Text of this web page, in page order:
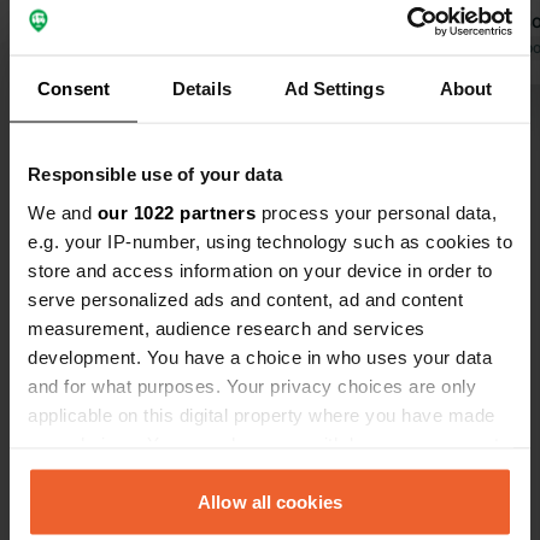
Consent Details Ad Settings About
Responsible use of your data
We and our 1022 partners process your personal data,
e.g. your IP-number, using technology such as cookies to
store and access information on your device in order to
serve personalized ads and content, ad and content
measurement, audience research and services
development. You have a choice in who uses your data
and for what purposes. Your privacy choices are only
applicable on this digital property where you have made
any time from the Cookie Declaration or by clicking on
the Privacy trigger icon.Allow all cookies
marché, mais le prix comprend
commander des viennoiseries. La
Gênes est accessible en une
vingtaine de minutes. Attention aux
routes d'accès (voir le site web du
camping).
pour 2
camping-
nous
meilleures
navette)
inférieur.
Traduit par
Contact
Via Al Campeggio Villa Doria 15
16156, Gênes, Italie